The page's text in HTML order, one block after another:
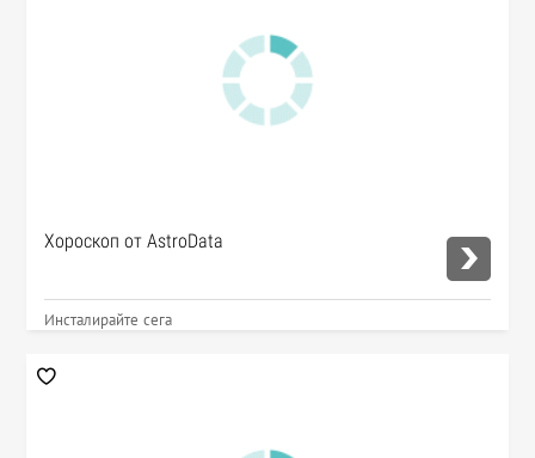
Хороскоп от AstroData
Инсталирайте сега